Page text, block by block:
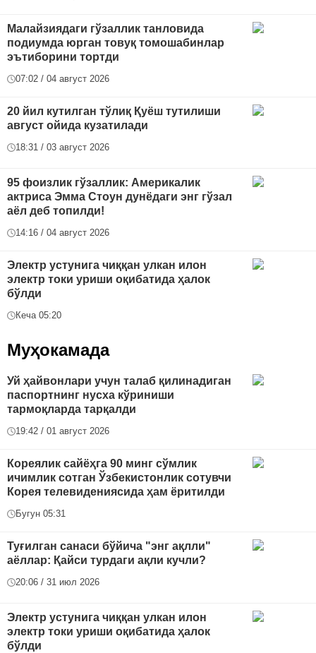
Малайзиядаги гўзаллик танловида
подиумда юрган товуқ томошабинлар
эътиборини тортди
07:02 / 04 август 2026
20 йил кутилган тўлиқ Қуёш тутилиши
август ойида кузатилади
18:31 / 03 август 2026
95 фоизлик гўзаллик: Америкалик
актриса Эмма Стоун дунёдаги энг гўзал
аёл деб топилди!
14:16 / 04 август 2026
Электр устунига чиққан улкан илон
электр токи уриши оқибатида ҳалок
бўлди
Кеча 05:20
Муҳокамада
Уй ҳайвонлари учун талаб қилинадиган
паспортнинг нусха кўриниши
тармоқларда тарқалди
19:42 / 01 август 2026
Кореялик сайёҳга 90 минг сўмлик
ичимлик сотган Ўзбекистонлик сотувчи
Корея телевидениясида ҳам ёритилди
Бугун 05:31
Туғилган санаси бўйича "энг ақлли"
аёллар: Қайси турдаги ақли кучли?
20:06 / 31 июл 2026
Электр устунига чиққан улкан илон
электр токи уриши оқибатида ҳалок
бўлди